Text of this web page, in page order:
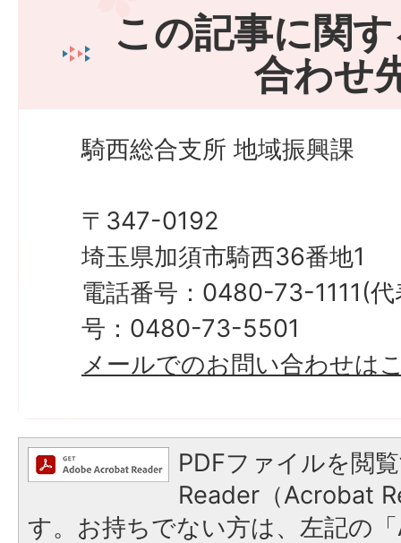
この記事に関
合わせ
騎西総合支所 地域振興課
〒347-0192
埼玉県加須市騎西36番地1
電話番号：0480-73-1111(
号：0480-73-5501
メールでのお問い合わせは
PDFファイルを閲
Reader（Acrobat
す。お持ちでない方は、左記の